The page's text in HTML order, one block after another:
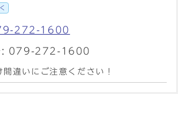
272-1600
: 079-272-1600
違いにご注意ください！